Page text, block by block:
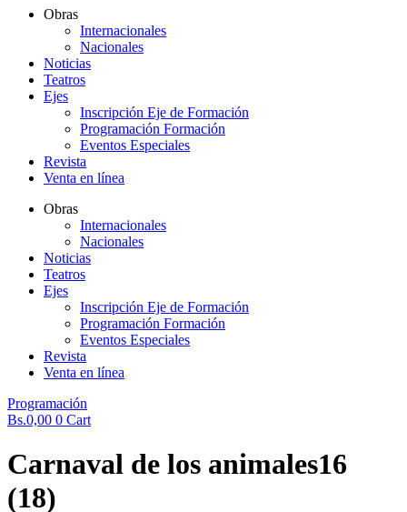
Obras
Internacionales
Nacionales
Noticias
Teatros
Ejes
Inscripción Eje de Formación
Programación Formación
Eventos Especiales
Revista
Venta en línea
Obras
Internacionales
Nacionales
Noticias
Teatros
Ejes
Inscripción Eje de Formación
Programación Formación
Eventos Especiales
Revista
Venta en línea
Programación
Bs.0,00 0 Cart
Carnaval de los animales16
(18)